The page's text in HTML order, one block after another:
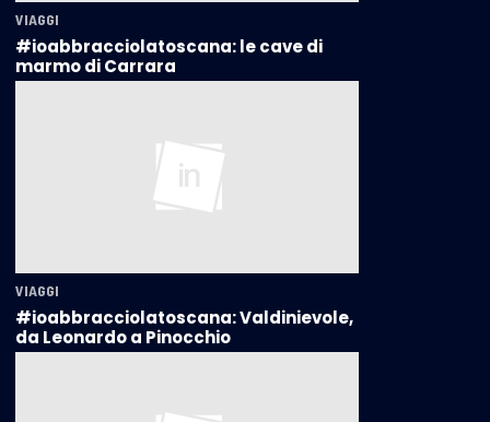
VIAGGI
#ioabbracciolatoscana: le cave di
marmo di Carrara
VIAGGI
#ioabbracciolatoscana: Valdinievole,
da Leonardo a Pinocchio